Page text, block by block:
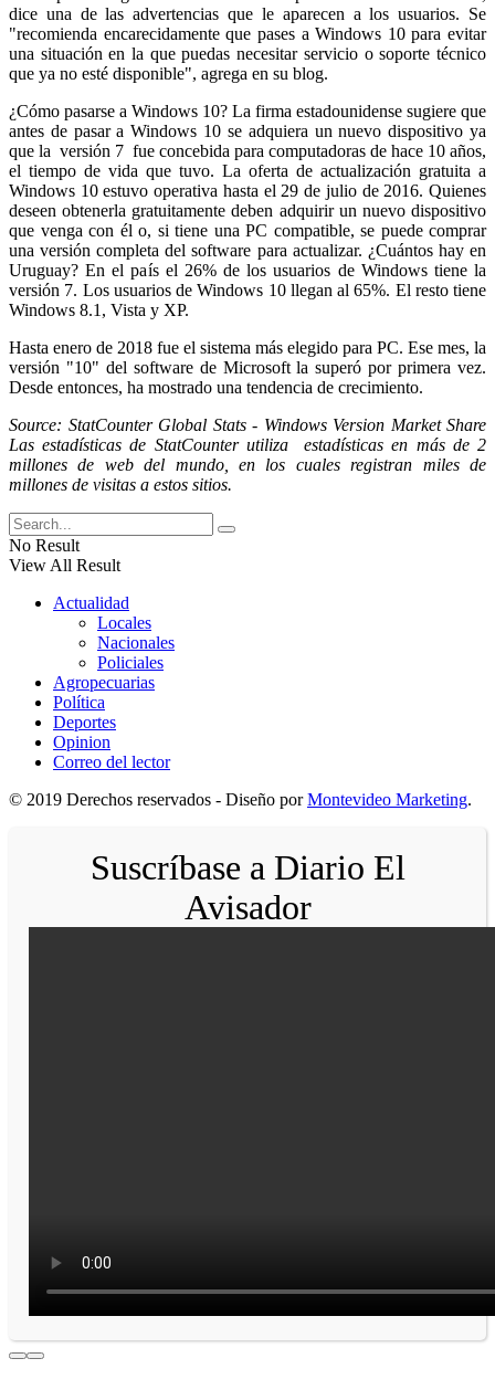
dice una de las advertencias que le aparecen a los usuarios. Se
"recomienda encarecidamente que pases a Windows 10 para evitar
una situación en la que puedas necesitar servicio o soporte técnico
que ya no esté disponible", agrega en su blog.
¿Cómo pasarse a Windows 10? La firma estadounidense sugiere que
antes de pasar a Windows 10 se adquiera un nuevo dispositivo ya
que la versión 7 fue concebida para computadoras de hace 10 años,
el tiempo de vida que tuvo. La oferta de actualización gratuita a
Windows 10 estuvo operativa hasta el 29 de julio de 2016. Quienes
deseen obtenerla gratuitamente deben adquirir un nuevo dispositivo
que venga con él o, si tiene una PC compatible, se puede comprar
una versión completa del software para actualizar. ¿Cuántos hay en
Uruguay? En el país el 26% de los usuarios de Windows tiene la
versión 7. Los usuarios de Windows 10 llegan al 65%. El resto tiene
Windows 8.1, Vista y XP.
Hasta enero de 2018 fue el sistema más elegido para PC. Ese mes, la
versión "10" del software de Microsoft la superó por primera vez.
Desde entonces, ha mostrado una tendencia de crecimiento.
Source: StatCounter Global Stats - Windows Version Market Share
Las estadísticas de StatCounter utiliza estadísticas en más de 2
millones de web del mundo, en los cuales registran miles de
millones de visitas a estos sitios.
No Result
View All Result
Actualidad
Locales
Nacionales
Policiales
Agropecuarias
Política
Deportes
Opinion
Correo del lector
© 2019 Derechos reservados - Diseño porMontevideo Marketing.
Suscríbase a Diario El
Avisador